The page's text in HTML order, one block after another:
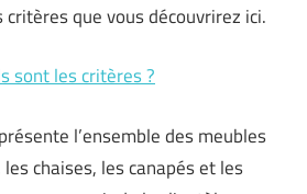
que vous découvrirez ici.
sont les critères ?
l’ensemble des meubles
chaises, les canapés et les